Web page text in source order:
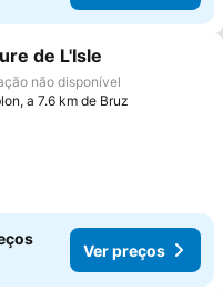
aos favoritos
de L'Isle
não disponível
a 7.6 km de Bruz
Ver preços